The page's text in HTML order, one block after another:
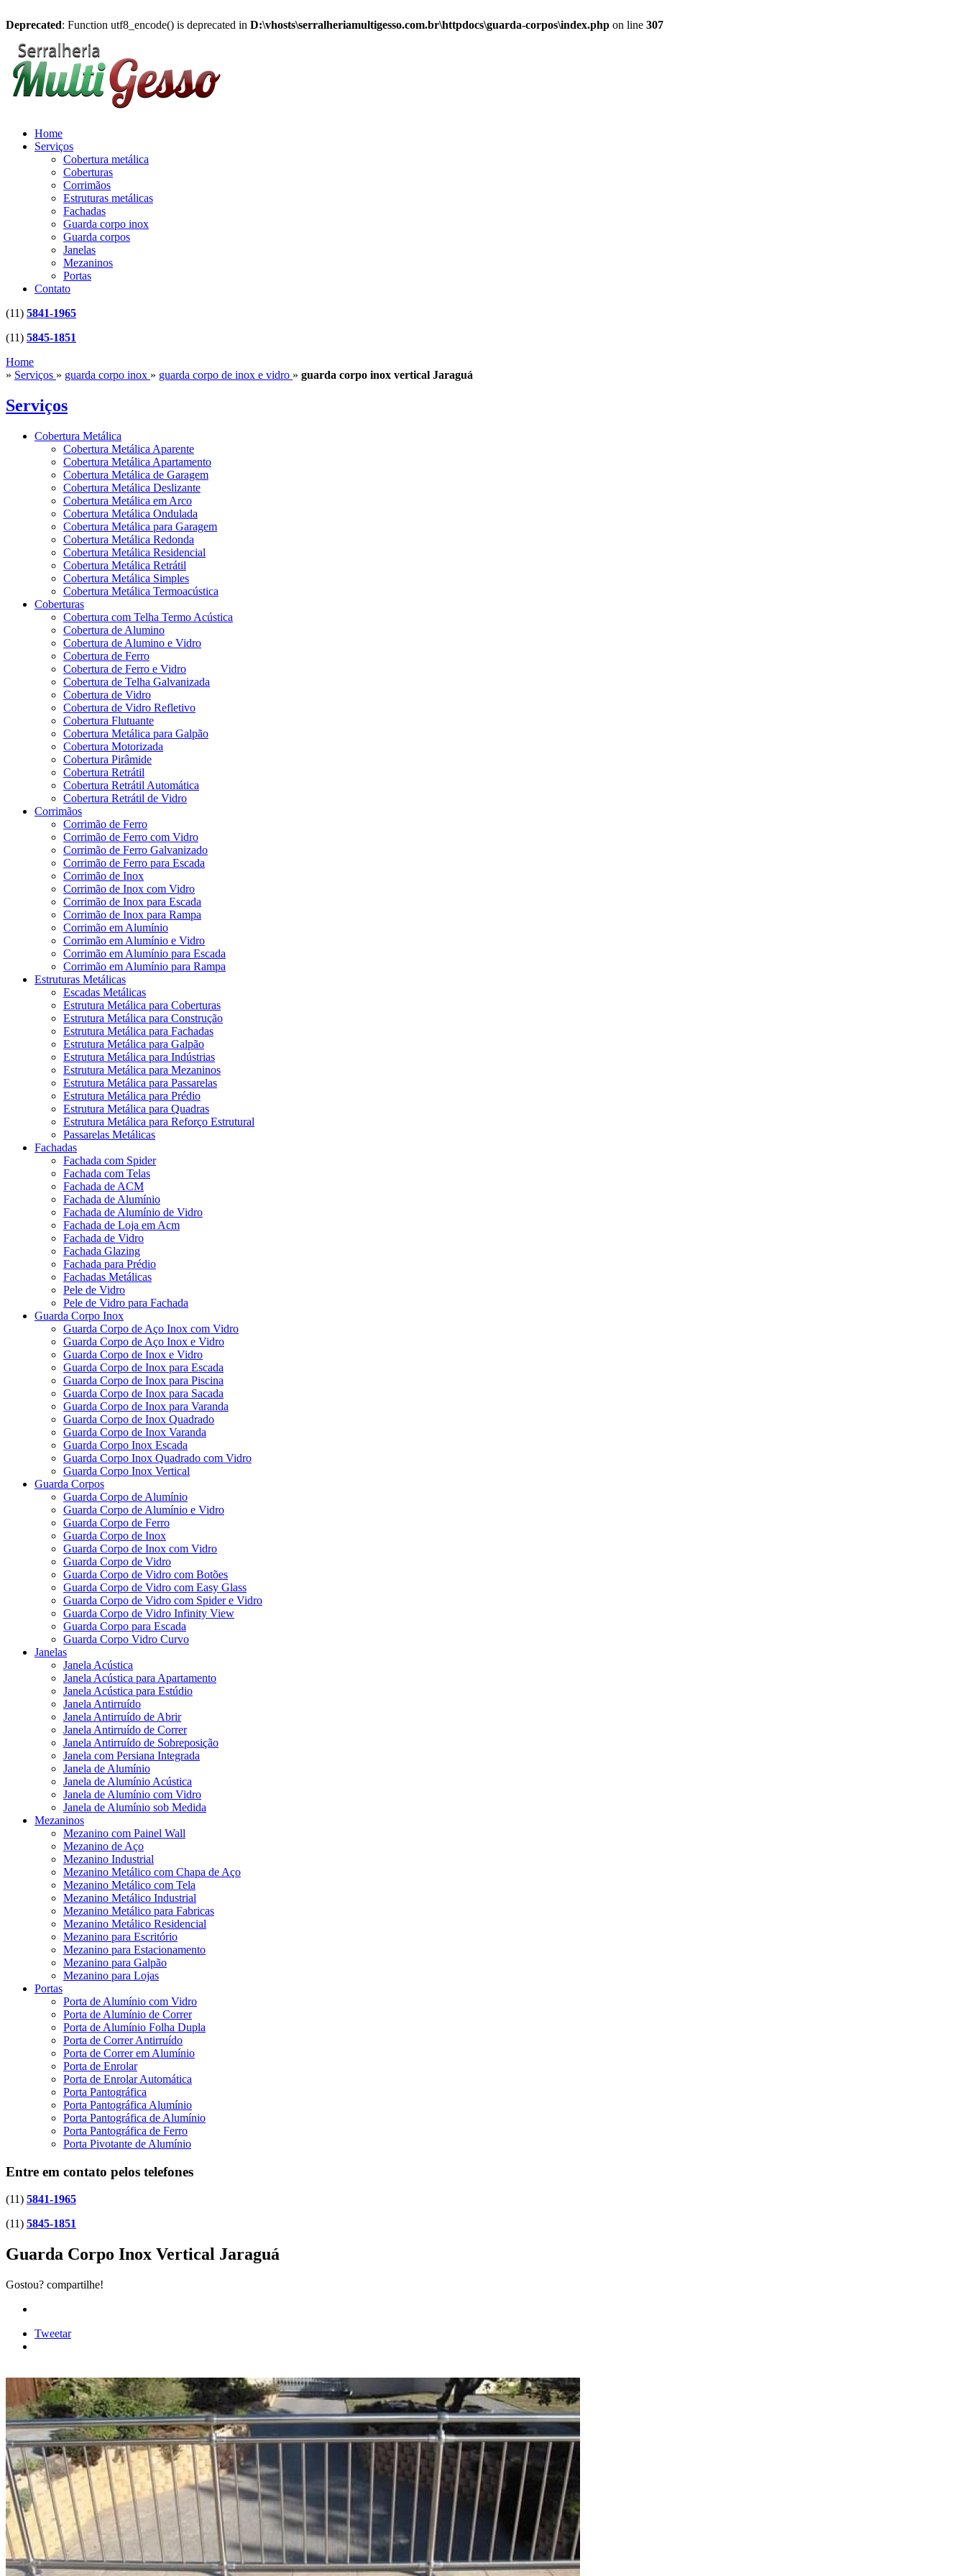
Deprecated: Function utf8_encode() is deprecated in D:\vhosts\serralheriamultigesso.com.br\httpdocs\guarda-corpos\index.php on line 307
Home
Serviços
Cobertura metálica
Coberturas
Corrimãos
Estruturas metálicas
Fachadas
Guarda corpo inox
Guarda corpos
Janelas
Mezaninos
Portas
Contato
(11) 5841-1965
(11) 5845-1851
Home
» Serviços » guarda corpo inox » guarda corpo de inox e vidro » guarda corpo inox vertical Jaraguá
Serviços
Cobertura Metálica
Cobertura Metálica Aparente
Cobertura Metálica Apartamento
Cobertura Metálica de Garagem
Cobertura Metálica Deslizante
Cobertura Metálica em Arco
Cobertura Metálica Ondulada
Cobertura Metálica para Garagem
Cobertura Metálica Redonda
Cobertura Metálica Residencial
Cobertura Metálica Retrátil
Cobertura Metálica Simples
Cobertura Metálica Termoacústica
Coberturas
Cobertura com Telha Termo Acústica
Cobertura de Alumino
Cobertura de Alumino e Vidro
Cobertura de Ferro
Cobertura de Ferro e Vidro
Cobertura de Telha Galvanizada
Cobertura de Vidro
Cobertura de Vidro Refletivo
Cobertura Flutuante
Cobertura Metálica para Galpão
Cobertura Motorizada
Cobertura Pirâmide
Cobertura Retrátil
Cobertura Retrátil Automática
Cobertura Retrátil de Vidro
Corrimãos
Corrimão de Ferro
Corrimão de Ferro com Vidro
Corrimão de Ferro Galvanizado
Corrimão de Ferro para Escada
Corrimão de Inox
Corrimão de Inox com Vidro
Corrimão de Inox para Escada
Corrimão de Inox para Rampa
Corrimão em Alumínio
Corrimão em Alumínio e Vidro
Corrimão em Alumínio para Escada
Corrimão em Alumínio para Rampa
Estruturas Metálicas
Escadas Metálicas
Estrutura Metálica para Coberturas
Estrutura Metálica para Construção
Estrutura Metálica para Fachadas
Estrutura Metálica para Galpão
Estrutura Metálica para Indústrias
Estrutura Metálica para Mezaninos
Estrutura Metálica para Passarelas
Estrutura Metálica para Prédio
Estrutura Metálica para Quadras
Estrutura Metálica para Reforço Estrutural
Passarelas Metálicas
Fachadas
Fachada com Spider
Fachada com Telas
Fachada de ACM
Fachada de Alumínio
Fachada de Alumínio de Vidro
Fachada de Loja em Acm
Fachada de Vidro
Fachada Glazing
Fachada para Prédio
Fachadas Metálicas
Pele de Vidro
Pele de Vidro para Fachada
Guarda Corpo Inox
Guarda Corpo de Aço Inox com Vidro
Guarda Corpo de Aço Inox e Vidro
Guarda Corpo de Inox e Vidro
Guarda Corpo de Inox para Escada
Guarda Corpo de Inox para Piscina
Guarda Corpo de Inox para Sacada
Guarda Corpo de Inox para Varanda
Guarda Corpo de Inox Quadrado
Guarda Corpo de Inox Varanda
Guarda Corpo Inox Escada
Guarda Corpo Inox Quadrado com Vidro
Guarda Corpo Inox Vertical
Guarda Corpos
Guarda Corpo de Alumínio
Guarda Corpo de Alumínio e Vidro
Guarda Corpo de Ferro
Guarda Corpo de Inox
Guarda Corpo de Inox com Vidro
Guarda Corpo de Vidro
Guarda Corpo de Vidro com Botões
Guarda Corpo de Vidro com Easy Glass
Guarda Corpo de Vidro com Spider e Vidro
Guarda Corpo de Vidro Infinity View
Guarda Corpo para Escada
Guarda Corpo Vidro Curvo
Janelas
Janela Acústica
Janela Acústica para Apartamento
Janela Acústica para Estúdio
Janela Antirruído
Janela Antirruído de Abrir
Janela Antirruído de Correr
Janela Antirruído de Sobreposição
Janela com Persiana Integrada
Janela de Alumínio
Janela de Alumínio Acústica
Janela de Alumínio com Vidro
Janela de Alumínio sob Medida
Mezaninos
Mezanino com Painel Wall
Mezanino de Aço
Mezanino Industrial
Mezanino Metálico com Chapa de Aço
Mezanino Metálico com Tela
Mezanino Metálico Industrial
Mezanino Metálico para Fabricas
Mezanino Metálico Residencial
Mezanino para Escritório
Mezanino para Estacionamento
Mezanino para Galpão
Mezanino para Lojas
Portas
Porta de Alumínio com Vidro
Porta de Alumínio de Correr
Porta de Alumínio Folha Dupla
Porta de Correr Antirruído
Porta de Correr em Alumínio
Porta de Enrolar
Porta de Enrolar Automática
Porta Pantográfica
Porta Pantográfica Alumínio
Porta Pantográfica de Alumínio
Porta Pantográfica de Ferro
Porta Pivotante de Alumínio
Entre em contato pelos telefones
(11) 5841-1965
(11) 5845-1851
Guarda Corpo Inox Vertical Jaraguá
Gostou? compartilhe!
Tweetar